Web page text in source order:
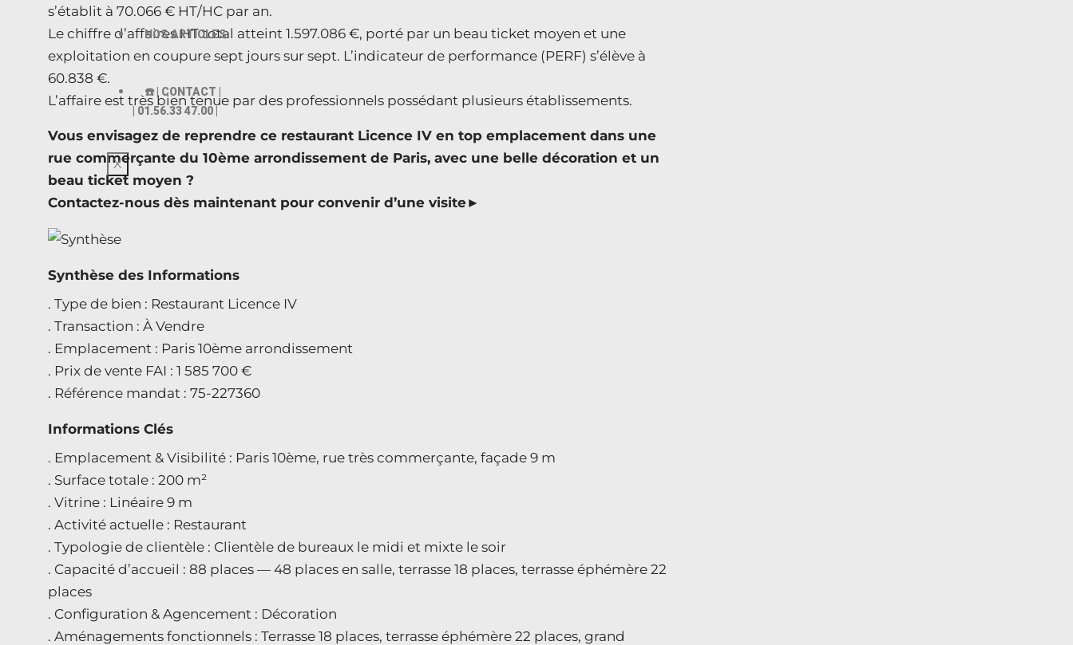
NOS ARTICLES
☎️ | CONTACT |
| 01.56.33 47.00 |
X
s’établit à 70.066 € HT/HC par an.
Le chiffre d’affaires HT total atteint 1.597.086 €, porté par un beau ticket moyen et une
exploitation en coupure sept jours sur sept. L’indicateur de performance (PERF) s’élève à
60.838 €.
L’affaire est très bien tenue par des professionnels possédant plusieurs établissements.
Vous envisagez de reprendre ce restaurant Licence IV en top emplacement dans une
rue commerçante du 10ème arrondissement de Paris, avec une belle décoration et un
beau ticket moyen ?
Contactez-nous dès maintenant pour convenir d’une visite►
Synthèse des Informations
. Type de bien : Restaurant Licence IV
. Transaction : À Vendre
. Emplacement : Paris 10ème arrondissement
. Prix de vente FAI : 1 585 700 €
. Référence mandat : 75-227360
Informations Clés
. Emplacement & Visibilité : Paris 10ème, rue très commerçante, façade 9 m
. Surface totale : 200 m²
. Vitrine : Linéaire 9 m
. Activité actuelle : Restaurant
. Typologie de clientèle : Clientèle de bureaux le midi et mixte le soir
. Capacité d’accueil : 88 places — 48 places en salle, terrasse 18 places, terrasse éphémère 22
places
. Configuration & Agencement : Décoration
. Aménagements fonctionnels : Terrasse 18 places, terrasse éphémère 22 places, grand